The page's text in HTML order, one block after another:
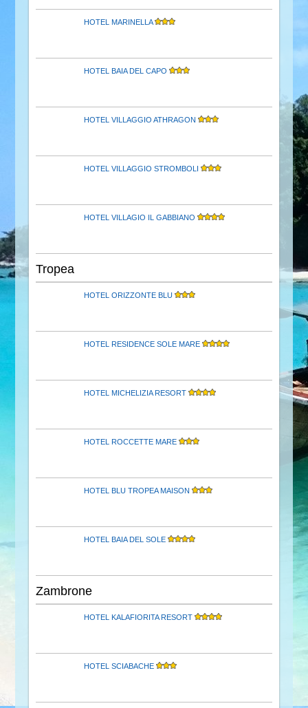
HOTEL MARINELLA
HOTEL BAIA DEL CAPO
HOTEL VILLAGGIO ATHRAGON
HOTEL VILLAGGIO STROMBOLI
HOTEL VILLAGIO IL GABBIANO
Tropea
HOTEL ORIZZONTE BLU
HOTEL RESIDENCE SOLE MARE
HOTEL MICHELIZIA RESORT
HOTEL ROCCETTE MARE
HOTEL BLU TROPEA MAISON
HOTEL BAIA DEL SOLE
Zambrone
HOTEL KALAFIORITA RESORT
HOTEL SCIABACHE